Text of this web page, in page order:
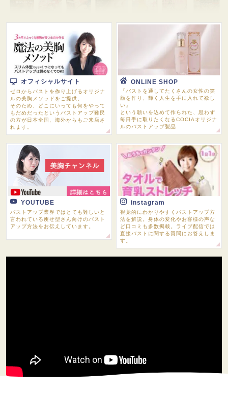
オフィシャルサイト
ゼロからバストを作り上げるオリジナ
ルの美胸メソッドをご提供。
そのため、どこにいっても何をやって
もだめだったというバストアップ難民
の方が日本全国、海外からもご来店さ
れます。
ONLINE SHOP
『バストを通してたくさんの女性の笑
顔を作り、輝く人生を手に入れて欲し
い』
という願いを込めて作られた、思わず
毎日手に取りたくなるCOCIAオリジナ
ルのバストアップ製品
YOUTUBE
バストアップ業界ではとても難しいと
言われている痩せ型さん向けのバスト
アップ方法をお伝えしています。
instagram
視覚的にわかりやすくバストアップ方
法を解説。身体の変化やお客様の声な
ど口コミも多数掲載。ライブ配信では
直接バストに関する質問にお答えしま
す。